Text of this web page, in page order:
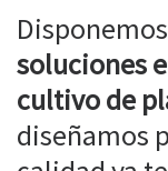
soluciones
cultivo de
diseñamos